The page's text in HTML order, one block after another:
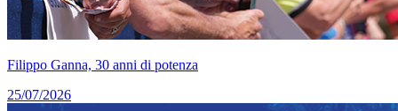
Filippo Ganna, 30 anni di potenza
25/07/2026